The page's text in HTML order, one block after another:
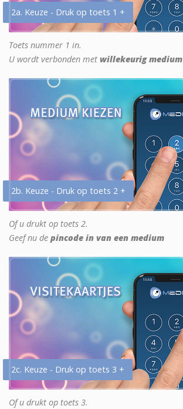
2a. Keuze - Druk op toets 1 +
Toets nummer 1 in.
U wordt verbonden met willekeurig medium
2b. Keuze - Druk op toets 2 +
Of u drukt op toets 2.
Geef nu de pincode in van een medium
2c. Keuze - Druk op toets 3 +
Of u drukt op toets 3.